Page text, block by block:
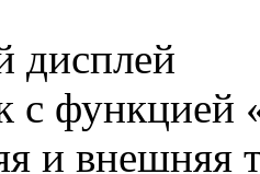
дисплей
с функцией
и внешняя